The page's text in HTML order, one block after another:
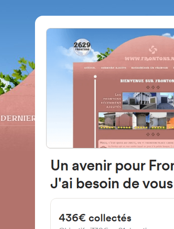
DERNIERS AJOUTS RECHERCHER UN
20009 Donostia,
Kalea
#2986